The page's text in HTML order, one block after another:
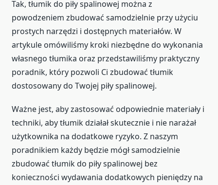
Tak, tłumik do piły spalinowej można z
powodzeniem zbudować samodzielnie przy użyciu
prostych narzędzi i dostępnych materiałów. W
artykule omówiliśmy kroki niezbędne do wykonania
własnego tłumika oraz przedstawiliśmy praktyczny
poradnik, który pozwoli Ci zbudować tłumik
dostosowany do Twojej piły spalinowej.
Ważne jest, aby zastosować odpowiednie materiały i
techniki, aby tłumik działał skutecznie i nie narażał
użytkownika na dodatkowe ryzyko. Z naszym
poradnikiem każdy będzie mógł samodzielnie
zbudować tłumik do piły spalinowej bez
konieczności wydawania dodatkowych pieniędzy na